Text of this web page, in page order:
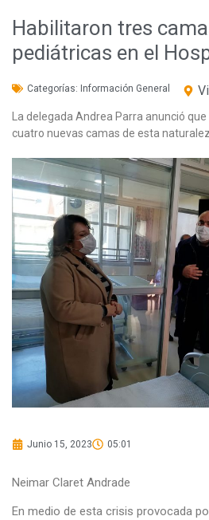
Habilitaron tres
pediátricas en el
Categorías: Información General
La delegada Andrea Parra anunció
cuatro nuevas camas de esta
Junio 15, 2023 05:01
Neimar Claret Andrade
En medio de esta crisis provocada